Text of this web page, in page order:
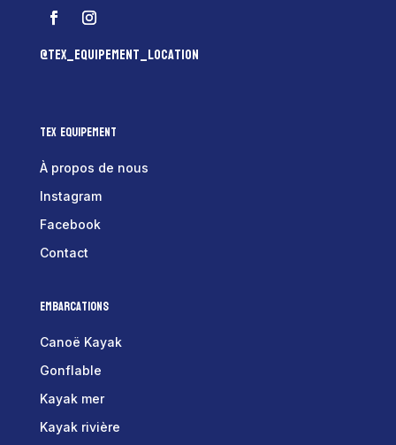
@tex_equipement_location
Tex Equipement
À propos de nous
Instagram
Facebook
Contact
Embarcations
Canoë Kayak
Gonflable
Kayak mer
Kayak rivière